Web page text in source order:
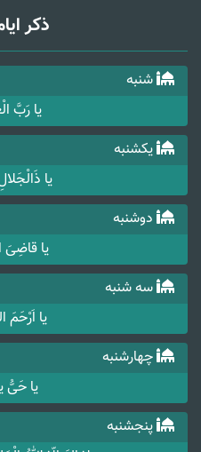
ذکر
شنبه
یا رَبَّ
یکشنبه
یا
دوشنبه
یا قاضِیَ
سه شنبه
یا اَرْحَمَ
چهارشنبه
یا حَیُّ
پنجشنبه